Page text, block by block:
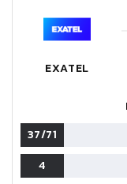
EXATEL
37/71
4